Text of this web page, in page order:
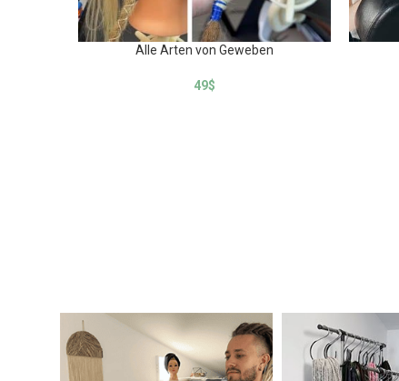
Alle Arten von Geweben
49$